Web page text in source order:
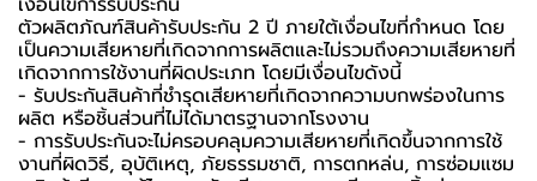
ตัวผลิตภัณฑ์สินค้ารับประกัน 2 ปี ภายใต้เงื่อนไขที่กำหนด โดย
เป็นความเสียหายที่เกิดจากการผลิตและไม่รวมถึงความเสียหายที่
เกิดจากการใช้งานที่ผิดประเภท โดยมีเงื่อนไขดังนี้
- รับประกันสินค้าที่ชำรุดเสียหายที่เกิดจากความบกพร่องในการ
ผลิต หรือชิ้นส่วนที่ไม่ได้มาตรฐานจากโรงงาน
- การรับประกันจะไม่ครอบคลุมความเสียหายที่เกิดขึ้นจากการใช้
งานที่ผิดวิธี, อุบัติเหตุ, ภัยธรรมชาติ, การตกหล่น, การซ่อมแซม